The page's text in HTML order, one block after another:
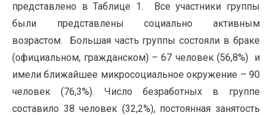
представлено в Таблице 1. Все участники группы
были представлены социально активным
возрастом. Большая часть группы состояли в браке
(официальном, гражданском) – 67 человек (56,8%) и
имели ближайшее микросоциальное окружение – 90
человек (76,3%). Число безработных в группе
составило 38 человек (32,2%), постоянная занятость